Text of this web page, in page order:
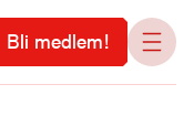
Bli medlem!